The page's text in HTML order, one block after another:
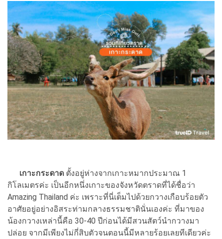
เกาะกระดาด ตั้งอยู่ห่างจากเกาะหมากประมาณ 1
กิโลเมตรค่ะ เป็นอีกหนึ่งเกาะของจังหวัดตราดที่ได้ชื่อว่า
Amazing Thailand ค่ะ เพราะที่นี่เต็มไปด้วยกวางเกือบร้อยตัว
อาศัยอยู่อย่างอิสระท่ามกลางธรรมชาตินั่นเองค่ะ ที่มาของ
น้องกวางเหล่านี้คือ 30-40 ปีก่อนได้มีสวนสัตว์นำกวางมา
ปล่อย จากมีเพียงไม่กี่สิบตัวจนตอนนี้มีหลายร้อยเลยทีเดียวค่ะ